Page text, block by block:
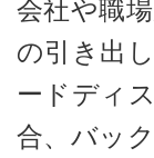
会社や職
の引き出
ードディ
合、バッ